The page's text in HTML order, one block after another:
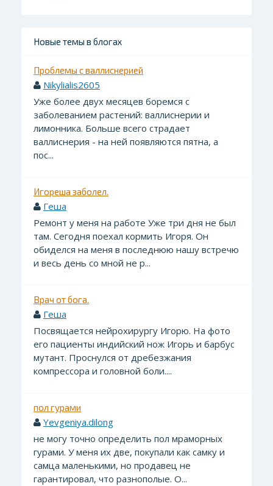
Новые темы в блогах
Проблемы с валлиснерией
Nikylialis2605
Уже более двух месяцев боремся с
заболеванием растений: валлиснерии и
лимонника. Больше всего страдает
валлиснерия - на ней появляются пятна, а
пос...
Игореша заболел.
Геша
Ремонт у меня на работе Уже три дня не был
там. Сегодня поехал кормить Игоря. Он
обиделся на меня в последнюю нашу встречю
и весь день со мной не р...
Врач от бога.
Геша
Посвящается нейрохирургу Игорю. На фото
его пациенты индийский нож Игорь и барбус
мутант. Проснулся от дребезжания
компрессора и головной боли....
пол гурами
Yevgeniya.dilong
не могу точно определить пол мраморных
гурами. У меня их две, покупали как самку и
самца маленькими, но продавец не
гарантировал, что разнополые. О...